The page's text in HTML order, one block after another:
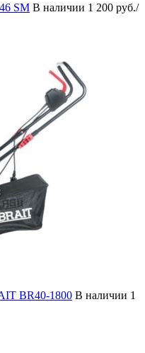
SM В наличии 1 200 руб./
BR40-1800 В наличии 1